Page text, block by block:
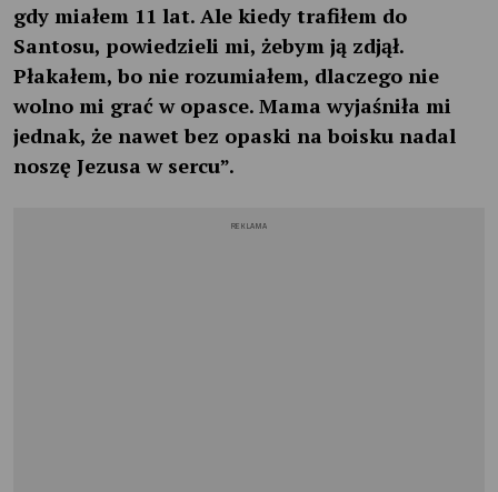
gdy miałem 11 lat. Ale kiedy trafiłem do
Santosu, powiedzieli mi, żebym ją zdjął.
Płakałem, bo nie rozumiałem, dlaczego nie
wolno mi grać w opasce. Mama wyjaśniła mi
jednak, że nawet bez opaski na boisku nadal
noszę Jezusa w sercu”.
REKLAMA